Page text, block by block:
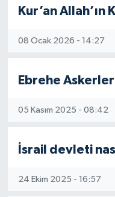
Kur’an Allah’ın
08 Ocak 2026 - 14:27
Ebrehe
05 Kasım 2025 - 08:42
İsrail devleti
24 Ekim 2025 - 16:57